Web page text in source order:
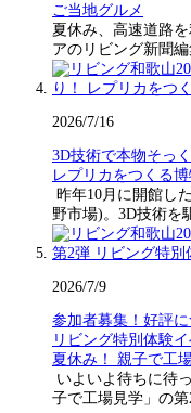
ご当地グルメ
夏休み、高速道路
アのリビング新聞
2026/7/16
3D技術で本物そっく
レプリカをつくる
昨年10月に開館し
野市場)。3D技術を
2026/7/9
参加者募集！好評
リビング特別体験イ
夏休み！ 親子で工
いよいよ待ちに待
子で工場見学」の